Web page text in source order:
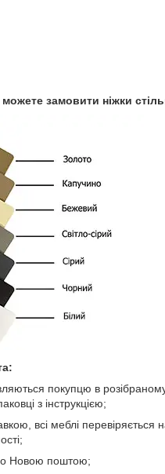
замовити ніжки
покупцю в
з інструкцією;
всі меблі перевіряється
Новою поштою;